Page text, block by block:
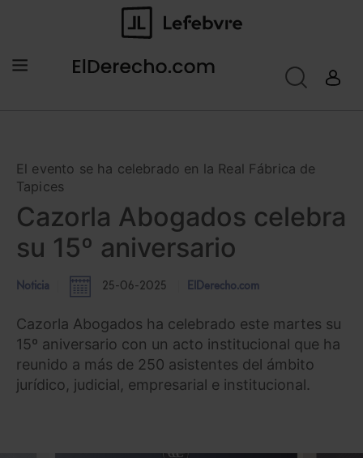
El evento se ha celebrado en la Real Fábrica de
Tapices
Cazorla Abogados celebra
su 15º aniversario
Noticia 25-06-2025 ElDerecho.com
Cazorla Abogados ha celebrado este martes su
15º aniversario con un acto institucional que ha
reunido a más de 250 asistentes del ámbito
jurídico, judicial, empresarial e institucional.